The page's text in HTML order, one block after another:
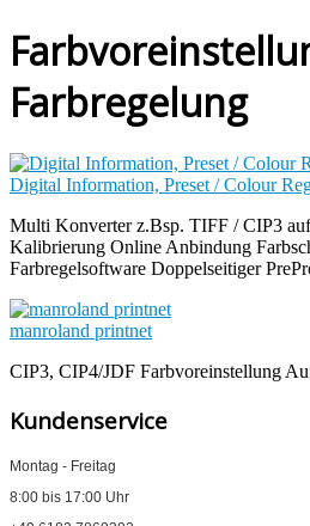
Farbregelung
Digital Information, Preset / Colour
Multi Konverter z.Bsp. TIFF / CIP3
Kalibrierung Online Anbindung
Farbregelsoftware Doppelseitiger
manroland printnet
CIP3, CIP4/JDF Farbvoreinstellung
Kundenservice
Montag - Freitag
8:00 bis 17:00 Uhr